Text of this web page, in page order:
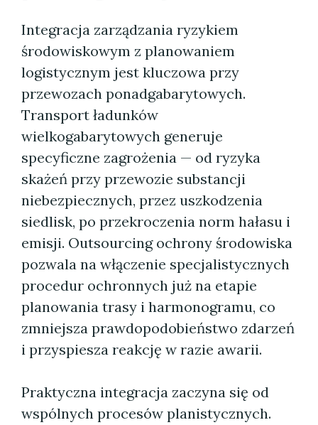
Integracja zarządzania ryzykiem
środowiskowym z planowaniem
logistycznym jest kluczowa przy
przewozach ponadgabarytowych.
Transport ładunków
wielkogabarytowych generuje
specyficzne zagrożenia — od ryzyka
skażeń przy przewozie substancji
niebezpiecznych, przez uszkodzenia
siedlisk, po przekroczenia norm hałasu i
emisji. Outsourcing ochrony środowiska
pozwala na włączenie specjalistycznych
procedur ochronnych już na etapie
planowania trasy i harmonogramu, co
zmniejsza prawdopodobieństwo zdarzeń
i przyspiesza reakcję w razie awarii.
Praktyczna integracja zaczyna się od
wspólnych procesów planistycznych.